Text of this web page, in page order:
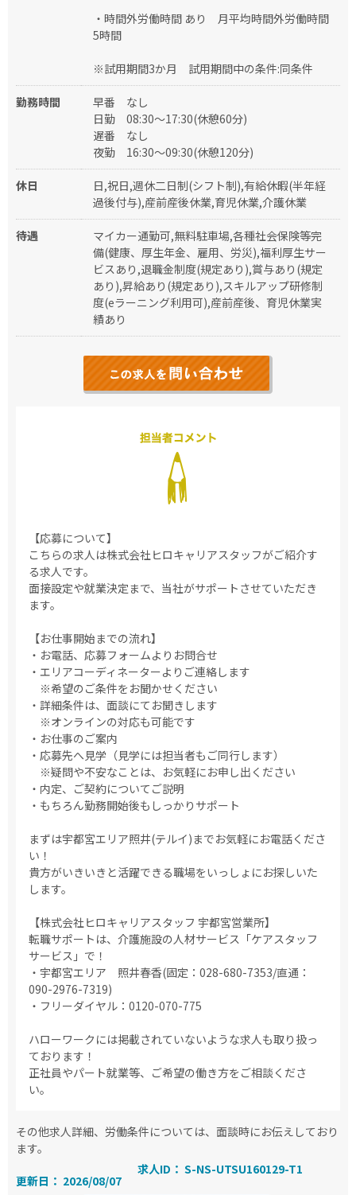
・時間外労働時間 あり 月平均時間外労働時間
5時間
※試用期間3か月 試用期間中の条件:同条件
勤務時間 早番
なし
日勤
08:30～17:30(休憩60分)
遅番
なし
夜勤
16:30～09:30(休憩120分)
休日
日,祝日,週休二日制(シフト制),有給休暇(半年経
過後付与),産前産後休業,育児休業,介護休業
待遇
マイカー通勤可,無料駐車場,各種社会保険等完
備(健康、厚生年金、雇用、労災),福利厚生サー
ビスあり,退職金制度(規定あり),賞与あり(規定
あり),昇給あり(規定あり),スキルアップ研修制
度(eラーニング利用可),産前産後、育児休業実
績あり
【応募について】
こちらの求人は株式会社ヒロキャリアスタッフがご紹介す
る求人です。
面接設定や就業決定まで、当社がサポートさせていただき
ます。
【お仕事開始までの流れ】
・お電話、応募フォームよりお問合せ
・エリアコーディネーターよりご連絡します
※希望のご条件をお聞かせください
・詳細条件は、面談にてお聞きします
※オンラインの対応も可能です
・お仕事のご案内
・応募先へ見学（見学には担当者もご同行します）
※疑問や不安なことは、お気軽にお申し出ください
・内定、ご契約についてご説明
・もちろん勤務開始後もしっかりサポート
まずは宇都宮エリア照井(テルイ)までお気軽にお電話くださ
い！
貴方がいきいきと活躍できる職場をいっしょにお探しいた
します。
【株式会社ヒロキャリアスタッフ 宇都宮営業所】
転職サポートは、介護施設の人材サービス「ケアスタッフ
サービス」で！
・宇都宮エリア 照井春香(固定：028-680-7353/直通：
090-2976-7319)
・フリーダイヤル：0120-070-775
ハローワークには掲載されていないような求人も取り扱っ
ております！
正社員やパート就業等、ご希望の働き方をご相談くださ
い。
その他求人詳細、労働条件については、面談時にお伝えしており
ます。
更新日： 2026/08/07
求人ID： S-NS-UTSU160129-T1